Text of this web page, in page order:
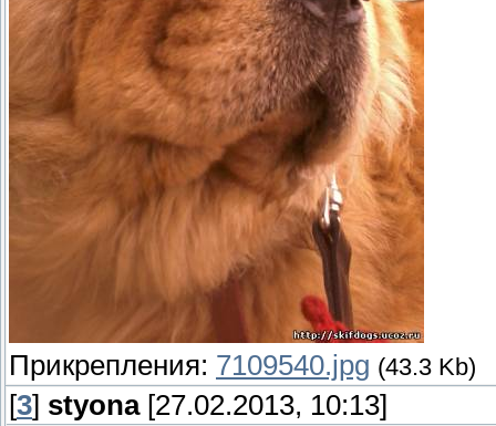
Прикрепления: 7109540.jpg (43.3 Kb)
[3] styona[27.02.2013, 10:13]